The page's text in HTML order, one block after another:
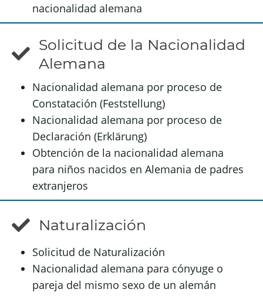
nacionalidad alemana
Solicitud de la Nacionalidad
Alemana
Nacionalidad alemana por proceso de
Constatación (Feststellung)
Nacionalidad alemana por proceso de
Declaración (Erklärung)
Obtención de la nacionalidad alemana
para niños nacidos en Alemania de padres
extranjeros
Naturalización
Solicitud de Naturalización
Nacionalidad alemana para cónyuge o
pareja del mismo sexo de un alemán